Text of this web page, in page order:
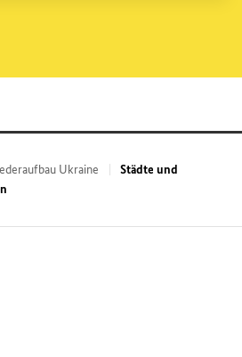
Ukraine
Städte und
Ukraine, Externer Link
Link